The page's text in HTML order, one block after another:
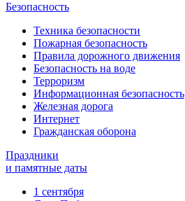
Безопасность
Техника безопасности
Пожарная безопасность
Правила дорожного движения
Безопасность на воде
Терроризм
Информационная безопасность
Железная дорога
Интернет
Гражданская оборона
Праздники
и памятные даты
1 сентября